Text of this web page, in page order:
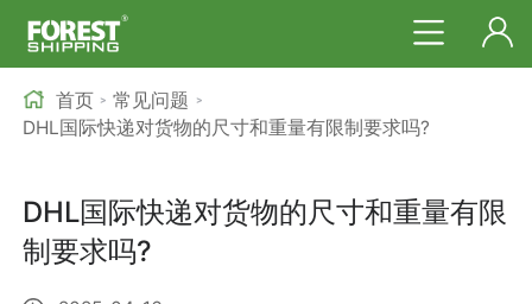
首页 > 常见问题 >
DHL国际快递对货物的尺寸和重量有限制要求吗?
DHL国际快递对货物的尺寸和重量有限
制要求吗?